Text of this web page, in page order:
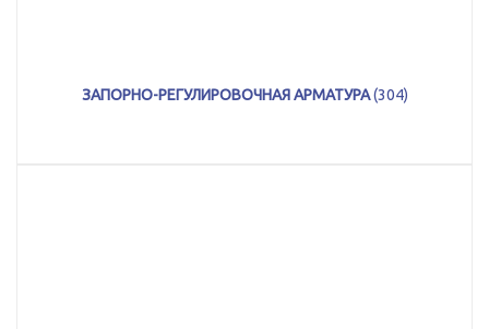
ЗАПОРНО-РЕГУЛИРОВОЧНАЯ АРМАТУРА(304)